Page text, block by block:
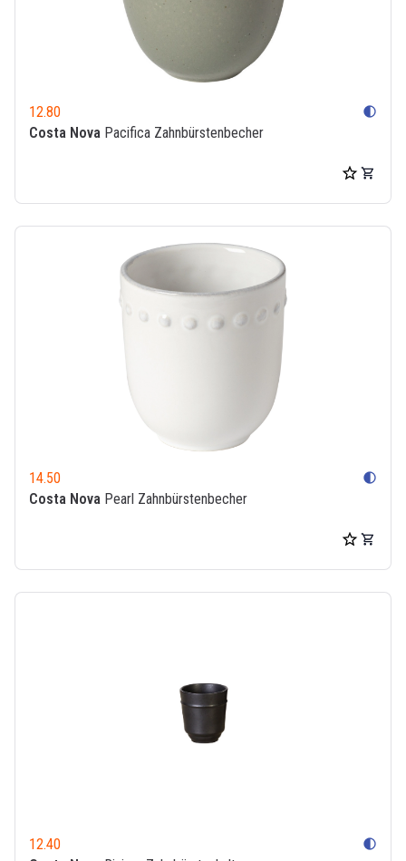
12.80 contrast
Costa Nova Pacifica Zahnbürstenbecher
14.50 contrast
Costa Nova Pearl Zahnbürstenbecher
12.40 contrast